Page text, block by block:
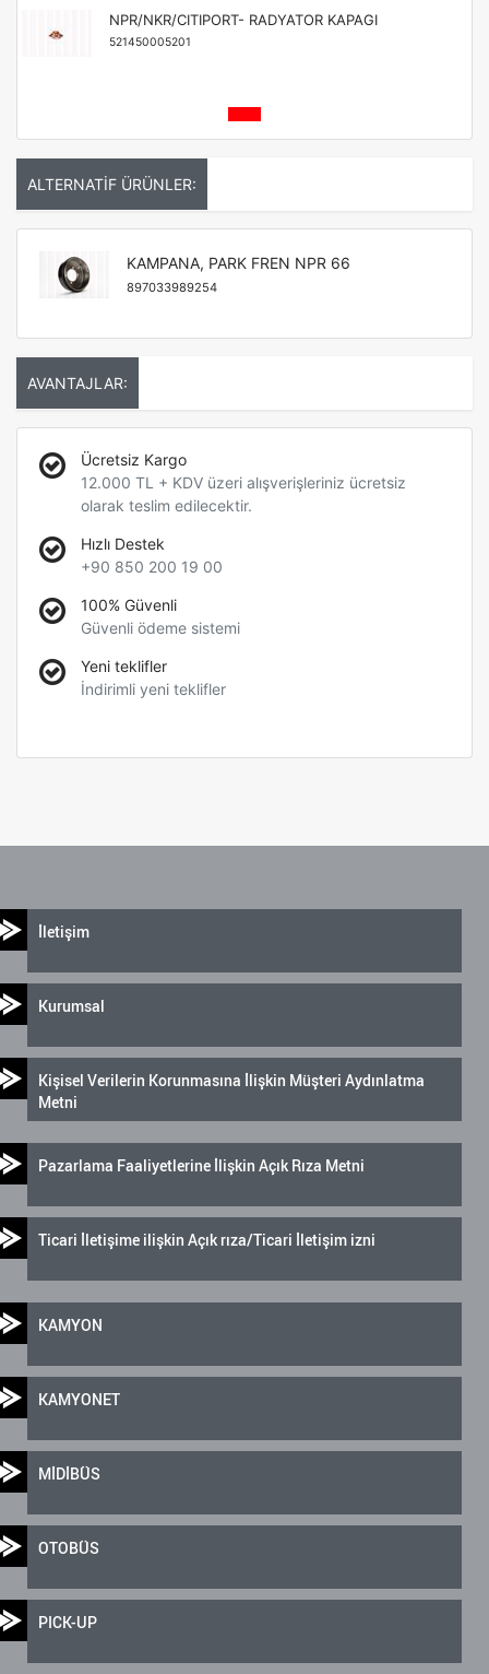
NPR/NKR/CITIPORT- RADYATOR KAPAGI
521450005201
ALTERNATİF ÜRÜNLER:
KAMPANA, PARK FREN NPR 66
897033989254
AVANTAJLAR:
Ücretsiz Kargo
12.000 TL + KDV üzeri alışverişleriniz ücretsiz
olarak teslim edilecektir.
Hızlı Destek
+90 850 200 19 00
100% Güvenli
Güvenli ödeme sistemi
Yeni teklifler
İndirimli yeni teklifler
İletişim
Kurumsal
Kişisel Verilerin Korunmasına İlişkin Müşteri Aydınlatma
Metni
Pazarlama Faaliyetlerine İlişkin Açık Rıza Metni
Ticari İletişime ilişkin Açık rıza/Ticari İletişim izni
KAMYON
KAMYONET
MİDİBÜS
OTOBÜS
PICK-UP